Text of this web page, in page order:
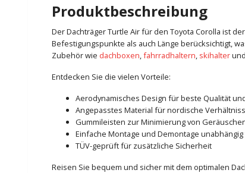
Produktbeschreibung
Der Dachträger Turtle Air für den Toyota Corolla ist
Befestigungspunkte als auch Länge berücksichtigt,
Zubehör wie dachboxen,fahrradhaltern, skihalterund
Entdecken Sie die vielen Vorteile:
Aerodynamisches Design für beste Qualität
Angepasstes Material für nordische
Gummileisten zur Minimierung von
Einfache Montage und Demontage
TÜV-geprüft für zusätzliche Sicherheit
Reisen Sie bequem und sicher mit dem optimalen